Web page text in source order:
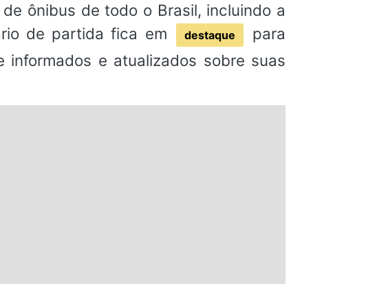
ônibus de todo o Brasil, incluindo a
de partida fica em
destaque
para
e atualizados sobre suas